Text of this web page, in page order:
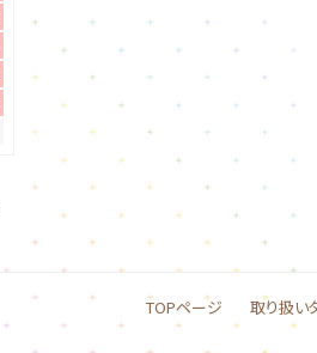
TOPページ 取り扱い